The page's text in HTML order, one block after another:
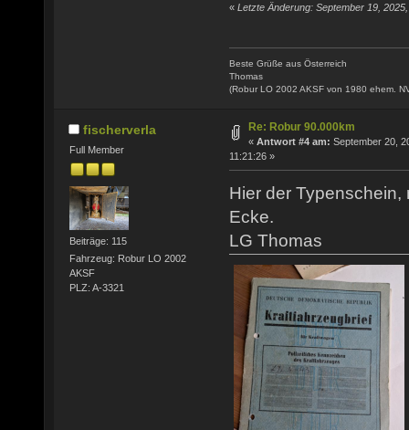
« Letzte Änderung: September 19,
Beste Grüße aus Österreich
Thomas
(Robur LO 2002 AKSF von 1980 ehem.
fischerverla
Full Member
Beiträge: 115
Fahrzeug: Robur LO 2002
AKSF
PLZ: A-3321
Re: Robur 90.000km
« Antwort #4 am: September 20,
11:21:26 »
Hier der
Ecke.
LG Thomas